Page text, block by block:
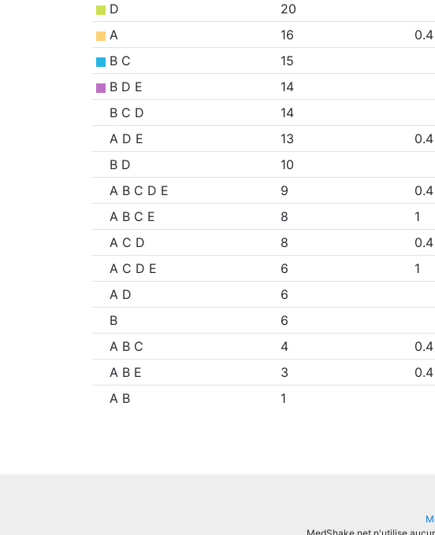
D
20
A
16
0.4
B C
15
B D E
14
B C D
14
A D E
13
0.4
B D
10
A B C D E
9
0.4
A B C E
8
1
A C D
8
0.4
A C D E
6
1
A D
6
B
6
A B C
4
0.4
A B E
3
0.4
A B
1